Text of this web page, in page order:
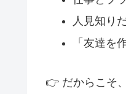
人見知り
「友達を
👉 だからこそ、